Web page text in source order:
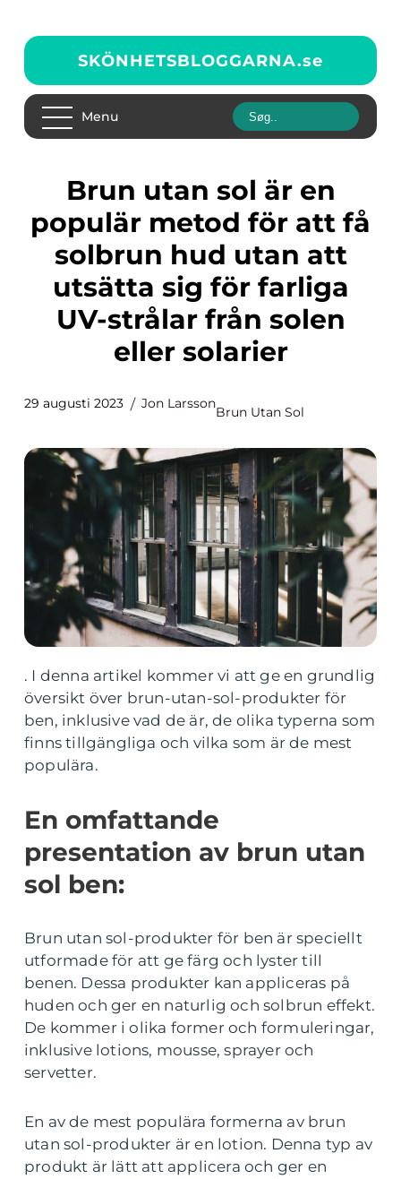
SKÖNHETSBLOGGARNA.se
Menu
Brun utan sol är en
populär metod för att få
solbrun hud utan att
utsätta sig för farliga
UV-strålar från solen
eller solarier
29 augusti 2023 Jon Larsson
Brun Utan Sol
. I denna artikel kommer vi att ge en grundlig
översikt över brun-utan-sol-produkter för
ben, inklusive vad de är, de olika typerna som
finns tillgängliga och vilka som är de mest
populära.
En omfattande
presentation av brun utan
sol ben:
Brun utan sol-produkter för ben är speciellt
utformade för att ge färg och lyster till
benen. Dessa produkter kan appliceras på
huden och ger en naturlig och solbrun effekt.
De kommer i olika former och formuleringar,
inklusive lotions, mousse, sprayer och
servetter.
En av de mest populära formerna av brun
utan sol-produkter är en lotion. Denna typ av
produkt är lätt att applicera och ger en